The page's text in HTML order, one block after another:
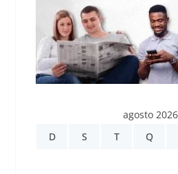
agosto 2026
D
S T Q